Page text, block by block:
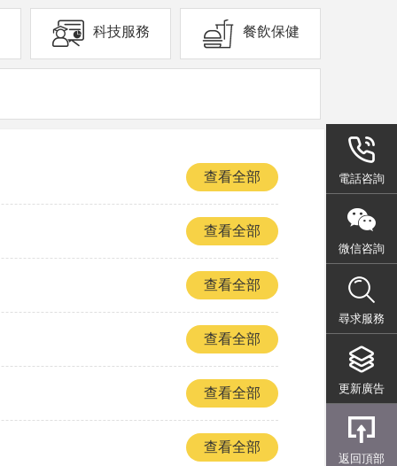
電話咨詢
微信咨詢
尋求服務
更新廣告
返回頂部
科技服務 餐飲保健
查看全部
查看全部
查看全部
查看全部
查看全部
查看全部